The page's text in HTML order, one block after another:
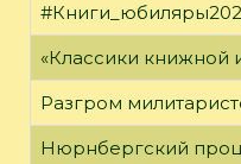
«Классики книжной
Разгром
Нюрнбергский